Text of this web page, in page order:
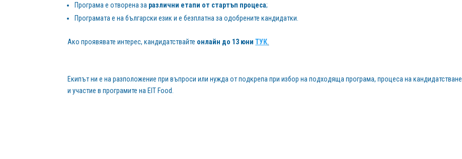
Програма е отворена за различни етапи от стартъп процеса;
Програмата е на български език и е безплатна за одобрените кандидатки.
Ако проявявате интерес, кандидатствайте онлайн до 13 юниТУК
Екипът ни е на разположение при въпроси или нужда от подкрепа при избор на подходяща програма, процеса на кандидатстване
и участие в програмите на EIT Food.